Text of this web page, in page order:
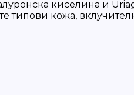
киселина и
типови кожа,